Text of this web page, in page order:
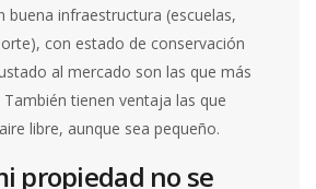
buena infraestructura (escuelas,
con estado de conservación
al mercado son las que más
tienen ventaja las que
libre, aunque sea pequeño.
propiedad no se